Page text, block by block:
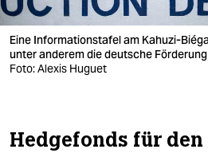
Eine Informationstafel am Kahuzi-
unter anderem die deutsche
Foto: Alexis Huguet
Hedgefonds für